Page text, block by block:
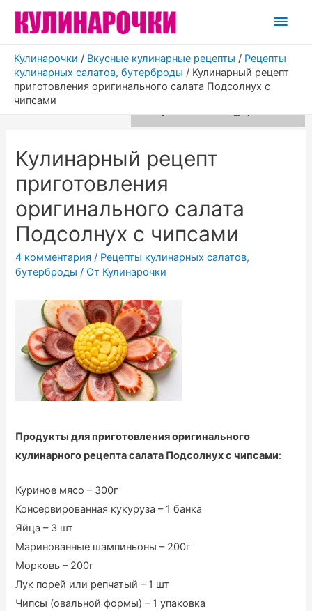
Кулинарочки / Вкусные кулинарные рецепты / Рецепты
кулинарных салатов, бутерброды / Кулинарный рецепт
приготовления оригинального салата Подсолнух с
чипсами
Кулинарный рецепт
приготовления
оригинального салата
Подсолнух с чипсами
4 комментария / Рецепты кулинарных салатов,
бутерброды / От Кулинарочки
Продукты для приготовления оригинального
кулинарного рецепта салата Подсолнух с чипсами:
Куриное мясо – 300г
Консервированная кукуруза – 1 банка
Яйца – 3 шт
Маринованные шампиньоны – 200г
Морковь – 200г
Лук порей или репчатый – 1 шт
Чипсы (овальной формы) – 1 упаковка
Для любых предложений по